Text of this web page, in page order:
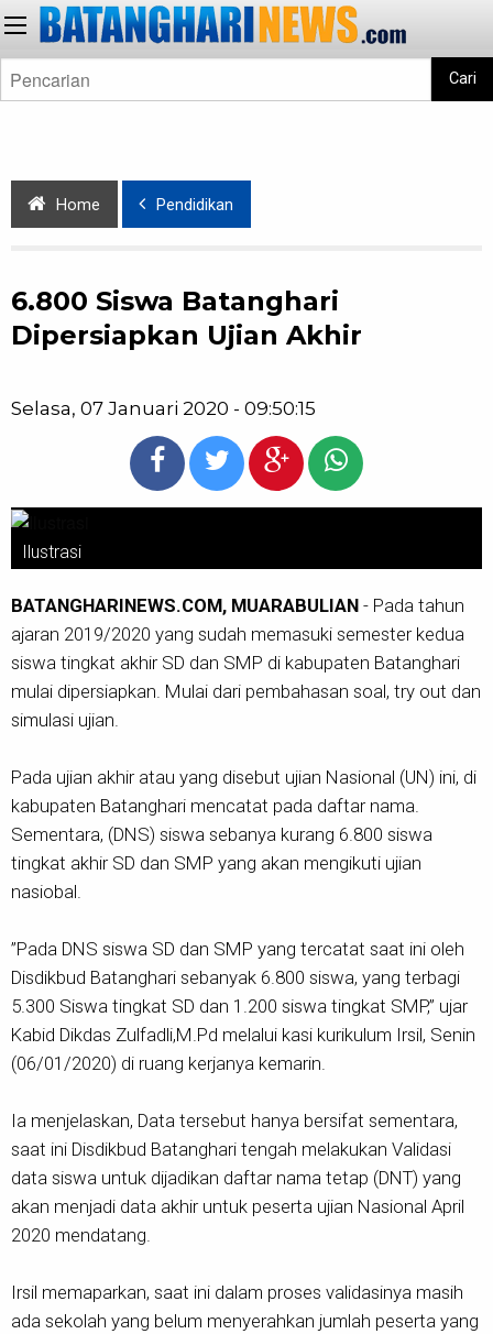
Cari
Home Pendidikan
6.800 Siswa Batanghari
Dipersiapkan Ujian Akhir
Selasa, 07 Januari 2020 - 09:50:15
Ilustrasi
BATANGHARINEWS.COM, MUARABULIAN - Pada tahun
ajaran 2019/2020 yang sudah memasuki semester kedua
siswa tingkat akhir SD dan SMP di kabupaten Batanghari
mulai dipersiapkan. Mulai dari pembahasan soal, try out dan
simulasi ujian.
Pada ujian akhir atau yang disebut ujian Nasional (UN) ini, di
kabupaten Batanghari mencatat pada daftar nama.
Sementara, (DNS) siswa sebanya kurang 6.800 siswa
tingkat akhir SD dan SMP yang akan mengikuti ujian
nasiobal.
”Pada DNS siswa SD dan SMP yang tercatat saat ini oleh
Disdikbud Batanghari sebanyak 6.800 siswa, yang terbagi
5.300 Siswa tingkat SD dan 1.200 siswa tingkat SMP,” ujar
Kabid Dikdas Zulfadli,M.Pd melalui kasi kurikulum Irsil, Senin
(06/01/2020) di ruang kerjanya kemarin.
Ia menjelaskan, Data tersebut hanya bersifat sementara,
saat ini Disdikbud Batanghari tengah melakukan Validasi
data siswa untuk dijadikan daftar nama tetap (DNT) yang
akan menjadi data akhir untuk peserta ujian Nasional April
2020 mendatang.
Irsil memaparkan, saat ini dalam proses validasinya masih
ada sekolah yang belum menyerahkan jumlah peserta yang